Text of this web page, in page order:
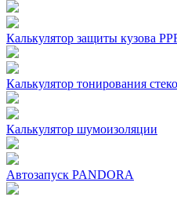
Калькулятор защиты кузова
Калькулятор тонирования
Калькулятор шумоизоляции
Автозапуск PANDORA